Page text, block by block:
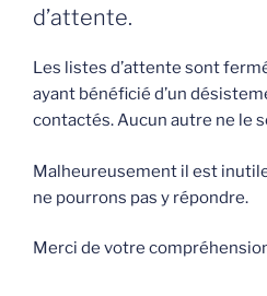
d’attente.
Les listes d’attente sont
ayant bénéficié d’un
contactés. Aucun autre ne le
Malheureusement il est
ne pourrons pas y répondre.
Merci de votre